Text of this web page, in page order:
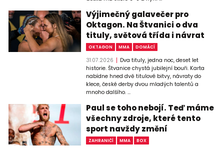
Výjimečný galavečer pro
Oktagon. Na Štvanici o dva
tituly, světová třída i návrat
OKTAGON MMA DOMÁCÍ
31.07.2026
Dva tituly, jedna noc, deset let
historie. Štvanice chystá jubilejní bouři. Karta
nabídne hned dvě titulové bitvy, návraty do
klece, české derby dvou mladých talentů a
mnoho dalšího. ...
Paul se toho nebojí. Teď máme
všechny zdroje, které tento
sport navždy změní
ZAHRANIČÍ MMA BOX